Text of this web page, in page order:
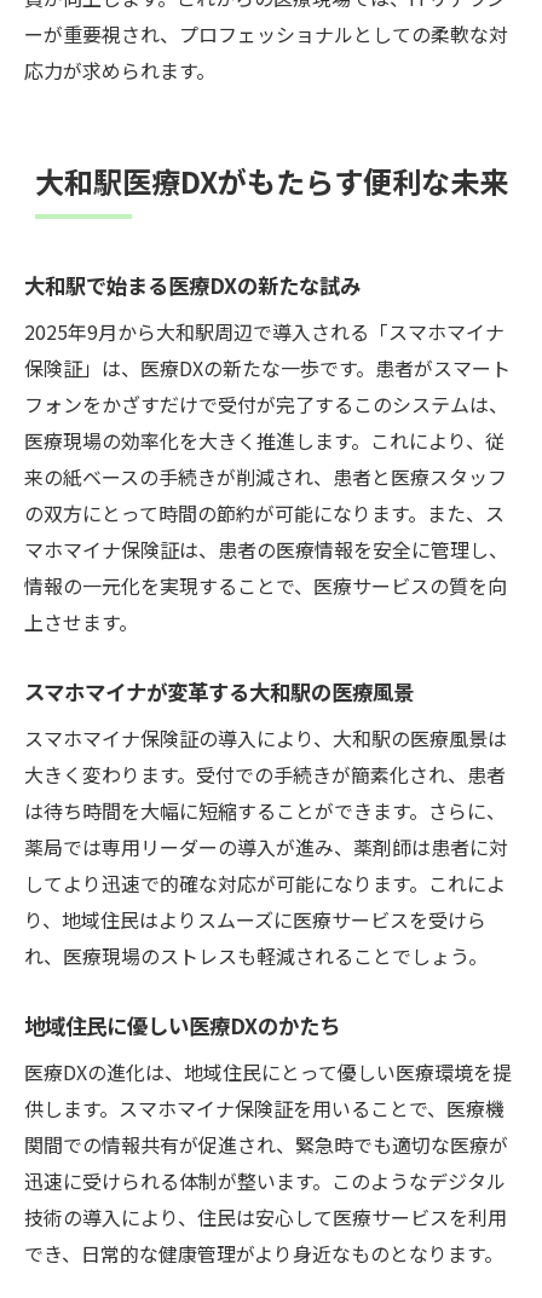
ーが重要視され、プロフェッショナルとしての柔軟な対
応力が求められます。
大和駅医療DXがもたらす便利な未来
大和駅で始まる医療DXの新たな試み
2025年9月から大和駅周辺で導入される「スマホマイナ
保険証」は、医療DXの新たな一歩です。患者がスマート
フォンをかざすだけで受付が完了するこのシステムは、
医療現場の効率化を大きく推進します。これにより、従
来の紙ベースの手続きが削減され、患者と医療スタッフ
の双方にとって時間の節約が可能になります。また、ス
マホマイナ保険証は、患者の医療情報を安全に管理し、
情報の一元化を実現することで、医療サービスの質を向
上させます。
スマホマイナが変革する大和駅の医療風景
スマホマイナ保険証の導入により、大和駅の医療風景は
大きく変わります。受付での手続きが簡素化され、患者
は待ち時間を大幅に短縮することができます。さらに、
薬局では専用リーダーの導入が進み、薬剤師は患者に対
してより迅速で的確な対応が可能になります。これによ
り、地域住民はよりスムーズに医療サービスを受けら
れ、医療現場のストレスも軽減されることでしょう。
地域住民に優しい医療DXのかたち
医療DXの進化は、地域住民にとって優しい医療環境を提
供します。スマホマイナ保険証を用いることで、医療機
関間での情報共有が促進され、緊急時でも適切な医療が
迅速に受けられる体制が整います。このようなデジタル
技術の導入により、住民は安心して医療サービスを利用
でき、日常的な健康管理がより身近なものとなります。